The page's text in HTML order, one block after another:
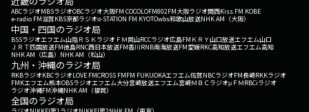
ABCラジオMBSラジオOBCラジオ大阪FM COCOLOFM802FM大阪ラジオ関西Kiss FM KOBE
e-radio FM滋賀KBS京都ラジオα-STATION FM KYOTOwbs和歌山放送NHK AM（大阪）
中国・四国のラジオ局
BSSラジオエフエム山陰ＲＳＫラジオ ＦＭ岡山RCCラジオ広島FM ＫＲＹ山口放送エフエム山口
ＪＲＴ四国放送FM徳島RNC西日本放送FM香川RNB南海放送FM愛媛RKC高知放送エフエム高知
NHK AM（広島） NHK AM（松山）
九州・沖縄のラジオ局
RKBラジオKBCラジオLOVE FMCROSS FMFM FUKUOKAエフエム佐賀NBCラジオFM長崎RKKラジオ
FMKエフエム熊本OBSラジオエフエム大分宮崎放送エフエム宮崎ＭＢＣラジオμＦＭRBCiラジオ
ラジオ沖縄FM沖縄NHK AM（福岡）
全国のラジオ局